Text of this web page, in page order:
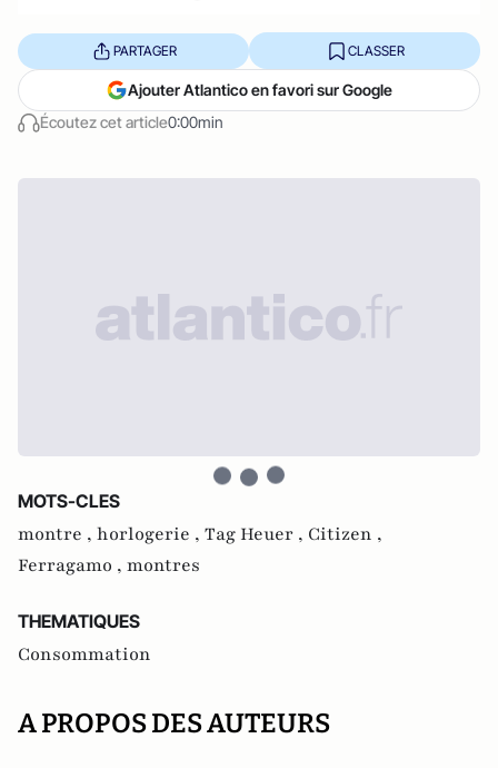
Écoutez cet article0:00min
PARTAGER CLASSER
Ajouter Atlantico en favori sur Google
MOTS-CLES
montre , horlogerie , Tag Heuer , Citizen ,
Ferragamo , montres
THEMATIQUES
Consommation
A PROPOS DES AUTEURS